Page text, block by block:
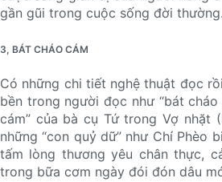
gần gũi trong cuộc sống đời thường.
3, BÁT CHÁO CÁM
Có những chi tiết nghệ thuật đọc
bền trong người đọc như “bát
cám” của bà cụ Tứ trong Vợ nhặt
những “con quỷ dữ” như Chí Phèo
tấm lòng thương yêu chân thực,
trong bữa cơm ngày đói đón dâu